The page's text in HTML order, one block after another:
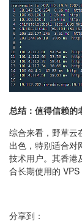
总结：值得信赖的
综合来看，野草云
出色，特别适合对
技术用户。其香港
合长期使用的 VPS
分享到：